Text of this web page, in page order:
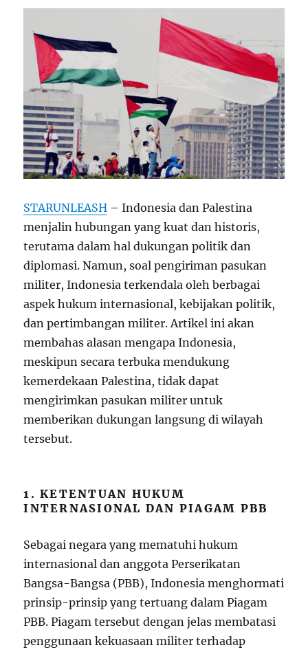
STARUNLEASH – Indonesia dan Palestina
menjalin hubungan yang kuat dan historis,
terutama dalam hal dukungan politik dan
diplomasi. Namun, soal pengiriman pasukan
militer, Indonesia terkendala oleh berbagai
aspek hukum internasional, kebijakan politik,
dan pertimbangan militer. Artikel ini akan
membahas alasan mengapa Indonesia,
meskipun secara terbuka mendukung
kemerdekaan Palestina, tidak dapat
mengirimkan pasukan militer untuk
memberikan dukungan langsung di wilayah
tersebut.
1. KETENTUAN HUKUM
INTERNASIONAL DAN PIAGAM PBB
Sebagai negara yang mematuhi hukum
internasional dan anggota Perserikatan
Bangsa-Bangsa (PBB), Indonesia menghormati
prinsip-prinsip yang tertuang dalam Piagam
PBB. Piagam tersebut dengan jelas membatasi
penggunaan kekuasaan militer terhadap